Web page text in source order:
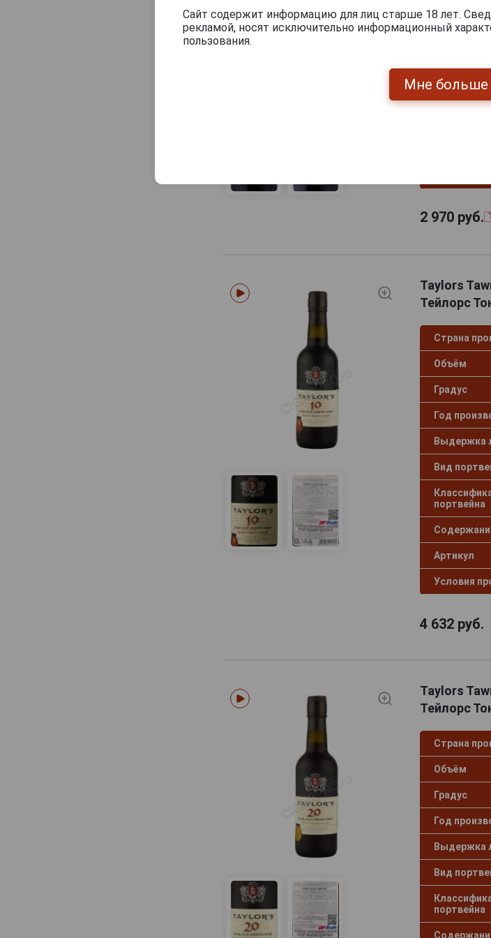
Объём
Градус
портвейна
2 970руб.
Taylors
Тейлорс
Страна
Объём
Градус
Год
Выдержка
Вид
портвейна
Артикул
Условия
4 632руб.
Taylors
Тейлорс
Страна
Объём
Градус
Год
Выдержка
Вид
портвейна
Сайт содержит информацию для лиц старше 18 лет.
рекламой, носят исключительно информационный
пользования.
Мне больше